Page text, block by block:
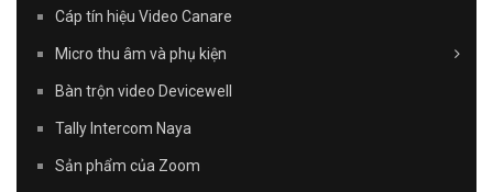
Cáp tín hiệu Video Canare
Micro thu âm và phụ kiện
Bàn trộn video Devicewell
Tally Intercom Naya
Sản phẩm của Zoom